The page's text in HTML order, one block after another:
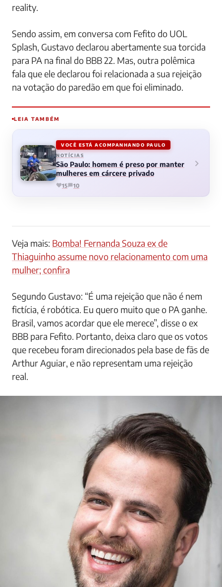
reality.
Sendo assim, em conversa com Fefito do UOL
Splash, Gustavo declarou abertamente sua torcida
para PA na final do BBB 22. Mas, outra polêmica
fala que ele declarou foi relacionada a sua rejeição
na votação do paredão em que foi eliminado.
LEIA TAMBÉM
VOCÊ ESTÁ ACOMPANHANDO PAULO
NOTÍCIAS
São Paulo: homem é preso por manter
mulheres em cárcere privado
15 10
Veja mais: Bomba! Fernanda Souza ex de
Thiaguinho assume novo relacionamento com uma
mulher; confira
Segundo Gustavo: “É uma rejeição que não é nem
fictícia, é robótica. Eu quero muito que o PA ganhe.
Brasil, vamos acordar que ele merece”, disse o ex
BBB para Fefito. Portanto, deixa claro que os votos
que recebeu foram direcionados pela base de fãs de
Arthur Aguiar, e não representam uma rejeição
real.